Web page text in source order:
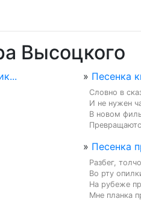
Высоцкого
» Песенка
Словно в
И не нужен
В новом
» Песенка
Разбег,
Во рту
На рубеже
Мне планка